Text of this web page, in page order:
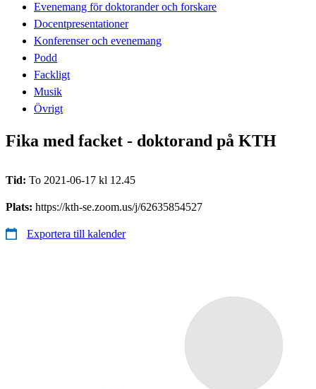
Evenemang för doktorander och forskare
Docentpresentationer
Konferenser och evenemang
Podd
Fackligt
Musik
Övrigt
Fika med facket - doktorand på KTH
Tid: To 2021-06-17 kl 12.45
Plats: https://kth-se.zoom.us/j/62635854527
Exportera till kalender